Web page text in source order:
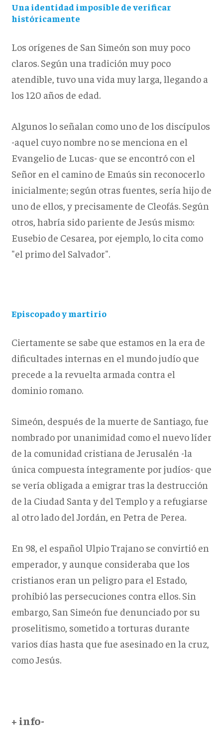
Una identidad imposible de verificar
históricamente
Los orígenes de San Simeón son muy poco
claros. Según una tradición muy poco
atendible, tuvo una vida muy larga, llegando a
los 120 años de edad.
Algunos lo señalan como uno de los discípulos
-aquel cuyo nombre no se menciona en el
Evangelio de Lucas- que se encontró con el
Señor en el camino de Emaús sin reconocerlo
inicialmente; según otras fuentes, sería hijo de
uno de ellos, y precisamente de Cleofás. Según
otros, habría sido pariente de Jesús mismo:
Eusebio de Cesarea, por ejemplo, lo cita como
"el primo del Salvador".
Episcopado y martirio
Ciertamente se sabe que estamos en la era de
dificultades internas en el mundo judío que
precede a la revuelta armada contra el
dominio romano.
Simeón, después de la muerte de Santiago, fue
nombrado por unanimidad como el nuevo líder
de la comunidad cristiana de Jerusalén -la
única compuesta íntegramente por judíos- que
se vería obligada a emigrar tras la destrucción
de la Ciudad Santa y del Templo y a refugiarse
al otro lado del Jordán, en Petra de Perea.
En 98, el español Ulpio Trajano se convirtió en
emperador, y aunque consideraba que los
cristianos eran un peligro para el Estado,
prohibió las persecuciones contra ellos. Sin
embargo, San Simeón fue denunciado por su
proselitismo, sometido a torturas durante
varios días hasta que fue asesinado en la cruz,
como Jesús.
+ info-